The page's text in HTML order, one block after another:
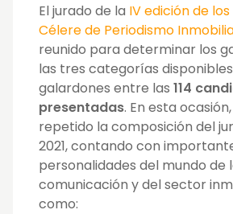
El jurado de la IV edición de
Célere de Periodismo
reunido para determinar los
las tres categorías
galardones entre las 114
presentadas. En esta
repetido la composición del
2021, contando con
personalidades del mundo de
comunicación y del sector
como: